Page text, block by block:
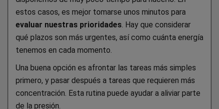
estos casos, es mejor tomarse unos minutos para
evaluar nuestras prioridades. Hay que considerar
qué plazos son más urgentes, así como cuánta energía
tenemos en cada momento.
Una buena opción es afrontar las tareas más simples
primero, y pasar después a tareas que requieren más
concentración. Esta rutina puede ayudar a aliviar parte
de la presión.